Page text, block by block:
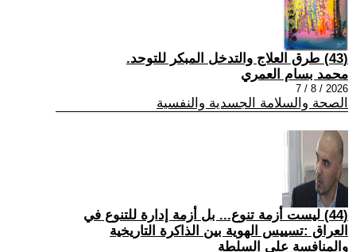
(43) طرق العلاج والتدخل المبكر للتوحد.
محمد بسام العمري
2026 / 8 / 7
الصحة والسلامة الجسدية والنفسية
(44) ليست أزمة تنوع... بل أزمة إدارة للتنوع في
العراق :تسييس الهوية بين الذاكرة التاريخية
والمنافسة على السلطة